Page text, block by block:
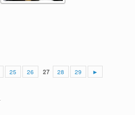
25 26 27 28 29 ►